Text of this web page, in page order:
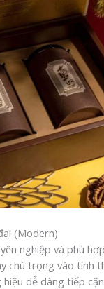
(Modern)
nghiệp và phù
chú trọng vào tính
dễ dàng tiếp